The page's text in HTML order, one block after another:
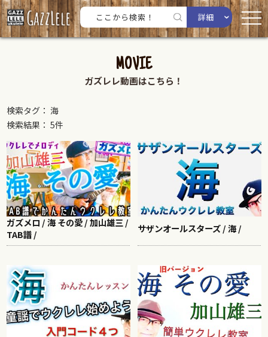
詳細
MOVIE
ガズレレ動画はこちら！
検索タグ： 海
検索結果： 5件
ガズメロ / 海 その愛 / 加山雄三 /
TAB譜 /
サザンオールスターズ / 海 /